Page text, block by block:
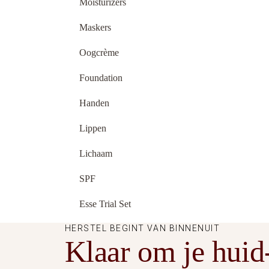
Maskers
Oogcrème
Foundation
Handen
Lippen
Lichaam
SPF
Esse Trial Set
HERSTEL BEGINT VAN BINNENUIT
Klaar om je